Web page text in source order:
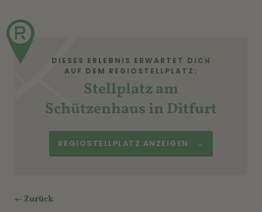
DIESES ERLEBNIS ERWARTET DICH
AUF DEM REGIOSTELLPLATZ:
Stellplatz am
Schützenhaus in Ditfurt
REGIOSTELLPLATZ ANZEIGEN →
← Zurück